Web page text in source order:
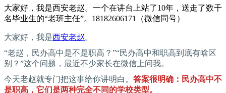
大家好，我是西安老赵。一个在讲台上站了10年，送走了数千
名毕业生的“老班主任”。18182606171（微信同号）
大家好，我是西安老赵。
“老赵，民办高中是不是职高？”“民办高中和职高到底有啥区
别？”这个问题，最近不少家长在微信上问我。
今天老赵就专门把这事给你讲明白。 答案很明确：民办高中不
是职高，它们是两种完全不同的学校类型。